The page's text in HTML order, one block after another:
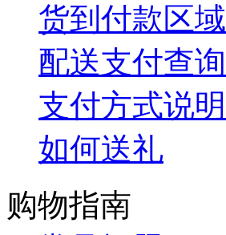
货到付款区域
配送支付查询
支付方式说明
如何送礼
购物指南